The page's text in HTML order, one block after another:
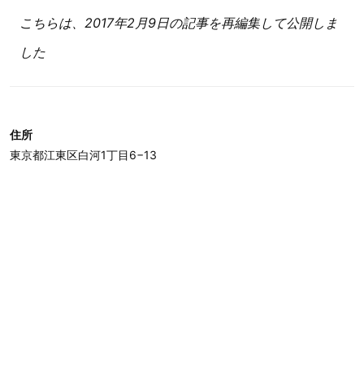
こちらは、2017年2月9日の記事を再編集して公開しま
した
住所
東京都江東区白河1丁目6−13